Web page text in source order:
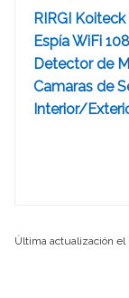
RIRGI
Espía WiFi
Detector de
Camaras de
Interior/
Última actualización